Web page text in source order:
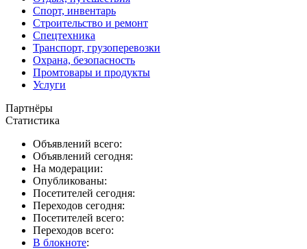
Спорт, инвентарь
Строительство и ремонт
Спецтехника
Транспорт, грузоперевозки
Охрана, безопасность
Промтовары и продукты
Услуги
Партнёры
Статистика
Объявлений всего:
Объявлений сегодня:
На модерации:
Опубликованы:
Посетителей сегодня:
Переходов сегодня:
Посетителей всего:
Переходов всего:
В блокноте: